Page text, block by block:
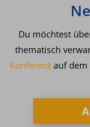
Du möchtest
thematisch
Konferenz auf dem